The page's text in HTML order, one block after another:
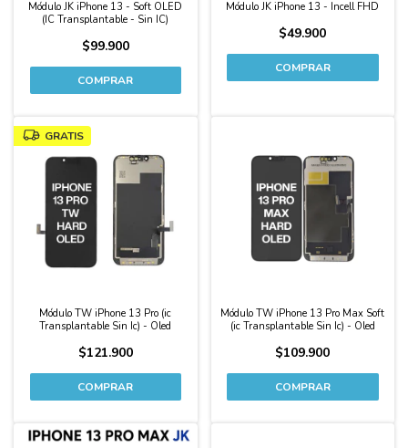
Módulo JK iPhone 13 - Soft OLED
(IC Transplantable - Sin IC)
$99.900
Módulo JK iPhone 13 - Incell FHD
$49.900
GRATIS
Módulo TW iPhone 13 Pro (ic
Transplantable Sin Ic) - Oled
$121.900
Módulo TW iPhone 13 Pro Max Soft
(ic Transplantable Sin Ic) - Oled
$109.900